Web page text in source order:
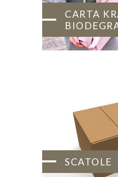
CARTA
SCATOLE